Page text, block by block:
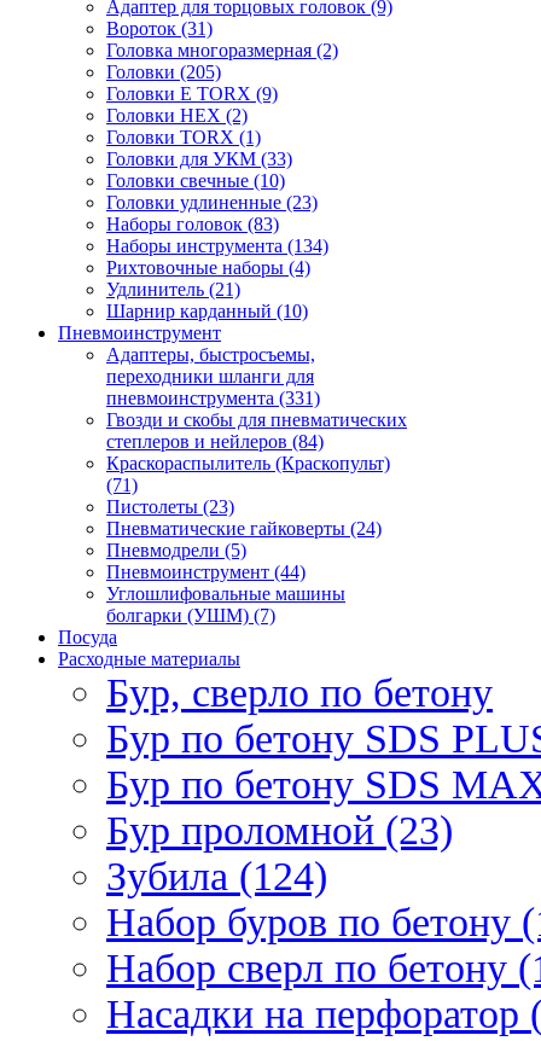
Адаптер для торцовых головок (9)
Вороток (31)
Головка многоразмерная (2)
Головки (205)
Головки E TORX (9)
Головки HEX (2)
Головки TORX (1)
Головки для УКМ (33)
Головки свечные (10)
Головки удлиненные (23)
Наборы головок (83)
Наборы инструмента (134)
Рихтовочные наборы (4)
Удлинитель (21)
Шарнир карданный (10)
Пневмоинструмент
Адаптеры, быстросъемы,
переходники шланги для
пневмоинструмента (331)
Гвозди и скобы для пневматических
степлеров и нейлеров (84)
Краскораспылитель (Краскопульт)
(71)
Пистолеты (23)
Пневматические гайковерты (24)
Пневмодрели (5)
Пневмоинструмент (44)
Углошлифовальные машины
болгарки (УШМ) (7)
Посуда
Расходные материалы
Бур, сверло по бетону
Бур по бетону SDS
Бур по бетону SDS
Бур проломной (23)
Зубила (124)
Набор буров по бетону
Набор сверл по бетону
Насадки на перфоратор